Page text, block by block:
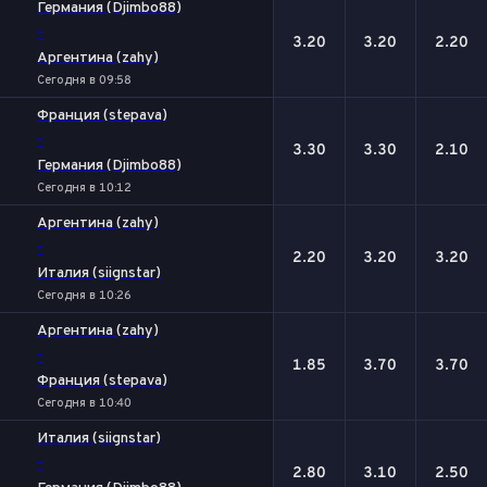
Германия (Djimbo88)
-
Аргентина (zahy)
Сегодня в 09:58
3.20 3.20 2.20
Франция (stepava)
-
Германия (Djimbo88)
Сегодня в 10:12
3.30 3.30 2.10
Аргентина (zahy)
-
Италия (siignstar)
Сегодня в 10:26
2.20 3.20 3.20
Аргентина (zahy)
-
Франция (stepava)
Сегодня в 10:40
1.85 3.70 3.70
Италия (siignstar)
- 2.80 3.10 2.50